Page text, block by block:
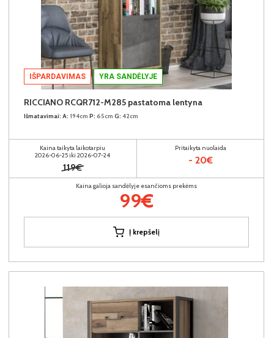
IŠPARDAVIMAS YRA SANDĖLYJE
RICCIANO RCQR712-M285 pastatoma lentyna
Išmatavimai: A: 194cm P: 65cm G: 42cm
Kaina taikyta laikotarpiu
2026-06-25 iki 2026-07-24
119€
Pritaikyta nuolaida
- 20€
Kaina galioja sandėlyje esančioms prekėms
99€
Į krepšelį